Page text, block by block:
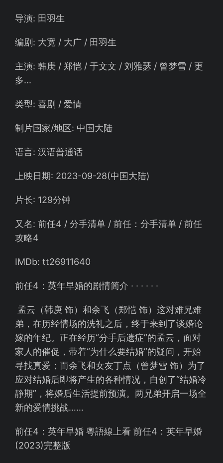
导演: 田羽生
编剧: 大宽 / 大广 / 田羽生
主演: 韩庚 / 郑恺 / 于文文 / 刘雅瑟 / 曾梦雪 / 更
多...
类型: 喜剧 / 爱情
制片国家/地区: 中国大陆
语言: 汉语普通话
上映日期: 2023-09-28(中国大陆)
片长: 129分钟
又名: 前任4 / 分手清单 / 前任：分手清单 / 前任
攻略4
IMDb: tt26911640
前任4：英年早婚的剧情简介 · · · · · ·
孟云（韩庚 饰）和余飞（郑恺 饰）这对难兄难
弟，在历经情场的洗礼之后，终于来到了谈婚论
嫁的年纪。正在经历“分手后遗症”的孟云，面对
家人的催促，带着“为什么要结婚”的疑问，开始
寻找真爱；而余飞和女友丁点（曾梦雪 饰）为了
应对结婚后即将产生的各种情况，自创了“结婚冷
静期”，将婚后生活提前预演。两兄弟开启一场全
新的爱情挑战……
前任4：英年早婚 粵語線上看 前任4：英年早婚
(2023)完整版